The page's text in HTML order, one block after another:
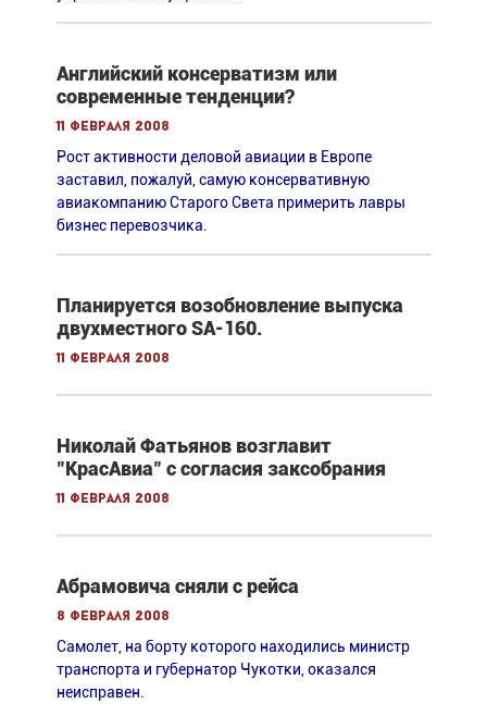
Английский консерватизм или
современные тенденции?
11 февраля 2008
Рост активности деловой авиации в Европе
заставил, пожалуй, самую консервативную
авиакомпанию Старого Света примерить лавры
бизнес перевозчика.
Планируется возобновление выпуска
двухместного SA-160.
11 февраля 2008
Николай Фатьянов возглавит
"КрасАвиа" с согласия заксобрания
11 февраля 2008
Абрамовича сняли с рейса
8 февраля 2008
Самолет, на борту которого находились министр
транспорта и губернатор Чукотки, оказался
неисправен.